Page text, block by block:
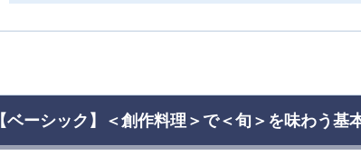
【ベーシック】＜創作料理＞で＜旬＞を味わう